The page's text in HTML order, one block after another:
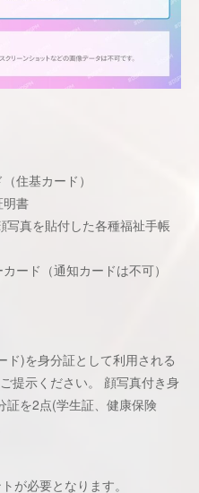
住基カード）
明書
写真を貼付した各種福祉⼿帳
ード（通知カードは不可）
ド)を⾝分証として利⽤される
提⽰ください。 顔写真付き身
証を2点(学生証、健康保険
が必要となります。